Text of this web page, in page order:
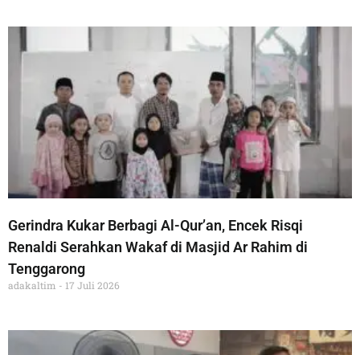
Gerindra Kukar Berbagi Al-Qur’an, Encek Risqi
Renaldi Serahkan Wakaf di Masjid Ar Rahim di
Tenggarong
adakaltim 17 Juli 2026